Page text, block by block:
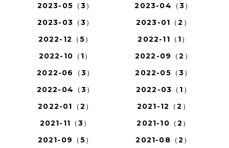
2023-05（3）
2023-04（3）
2023-03（3）
2023-01（2）
2022-12（5）
2022-11（1）
2022-10（1）
2022-09（2）
2022-06（3）
2022-05（3）
2022-04（3）
2022-03（1）
2022-01（2）
2021-12（2）
2021-11（3）
2021-10（2）
2021-09（5）
2021-08（2）